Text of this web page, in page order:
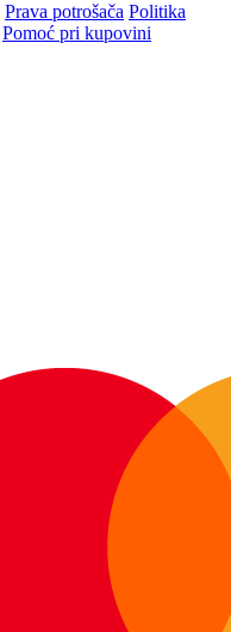
Prava potrošača Politika
Pomoć pri kupovini